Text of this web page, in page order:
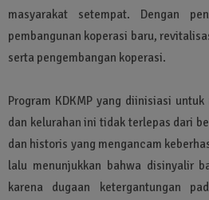
masyarakat setempat. Dengan
pembangunan koperasi baru,
serta pengembangan koperasi.
Program KDKMP yang diinisiasi
dan kelurahan ini tidak terlepas dari
dan historis yang mengancam
lalu menunjukkan bahwa disinyalir
karena dugaan ketergantungan